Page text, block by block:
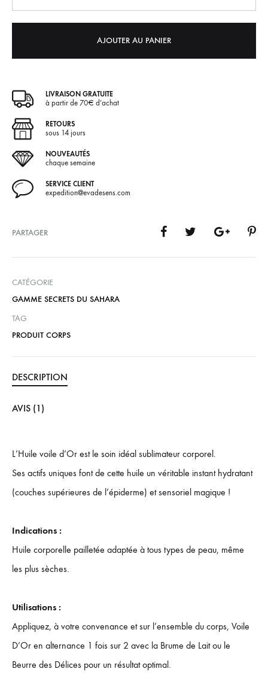
AJOUTER AU PANIER
t
v
e
LIVRAISON GRATUITE
à partir de 70€ d’achat
RETOURS
sous 14 jours
NOUVEAUTÉS
chaque semaine
SERVICE CLIENT
expedition@evadesens.com
PARTAGER
CATÉGORIE
GAMME SECRETS DU SAHARA
TAG
PRODUIT CORPS
DESCRIPTION
AVIS (1)
L’Huile voile d’Or est le soin idéal sublimateur corporel.
Ses actifs uniques font de cette huile un véritable instant hydratant
(couches supérieures de l’épiderme) et sensoriel magique !
Indications :
Huile corporelle pailletée adaptée à tous types de peau, même
les plus sèches.
Utilisations :
Appliquez, à votre convenance et sur l’ensemble du corps, Voile
D’Or en alternance 1 fois sur 2 avec la Brume de Lait ou le
Beurre des Délices pour un résultat optimal.